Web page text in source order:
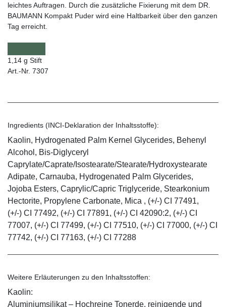
leichtes Auftragen. Durch die zusätzliche Fixierung mit dem DR.
BAUMANN Kompakt Puder wird eine Haltbarkeit über den ganzen
Tag erreicht.
1,14 g Stift
Art.-Nr. 7307
Ingredients (INCI-Deklaration der Inhaltsstoffe):
Kaolin, Hydrogenated Palm Kernel Glycerides, Behenyl
Alcohol, Bis-Diglyceryl
Caprylate/Caprate/Isostearate/Stearate/Hydroxystearate
Adipate, Carnauba, Hydrogenated Palm Glycerides,
Jojoba Esters, Caprylic/Capric Triglyceride, Stearkonium
Hectorite, Propylene Carbonate, Mica , (+/-) CI 77491,
(+/-) CI 77492, (+/-) CI 77891, (+/-) CI 42090:2, (+/-) CI
77007, (+/-) CI 77499, (+/-) CI 77510, (+/-) CI 77000, (+/-) CI
77742, (+/-) CI 77163, (+/-) CI 77288
Weitere Erläuterungen zu den Inhaltsstoffen:
Kaolin:
Aluminiumsilikat – Hochreine Tonerde, reinigende und